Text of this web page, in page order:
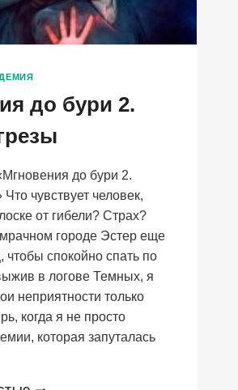
до бури 2.
до бури 2.
чувствует человек,
от гибели? Страх?
городе Эстер еще
чтобы спокойно спать по
в логове Темных, я
неприятности только
когда я не просто
которая запуталась